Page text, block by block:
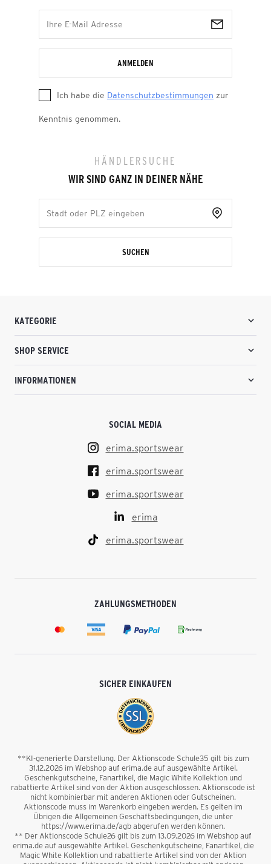
ANMELDEN
Ich habe die Datenschutzbestimmungen zur
Kenntnis genommen.
HÄNDLERSUCHE
WIR SIND GANZ IN DEINER NÄHE
SUCHEN
KATEGORIE
SHOP SERVICE
INFORMATIONEN
SOCIAL MEDIA
erima.sportswear
erima.sportswear
erima.sportswear
erima
erima.sportswear
ZAHLUNGSMETHODEN
SICHER EINKAUFEN
**KI-generierte Darstellung. Der Aktionscode Schule35 gilt bis zum
31.12.2026 im Webshop auf erima.de auf ausgewählte Artikel.
Geschenkgutscheine, Fanartikel, die Magic White Kollektion und
rabattierte Artikel sind von der Aktion ausgeschlossen. Aktionscode ist
nicht kombinierbar mit anderen Aktionen oder Gutscheinen.
Aktionscode muss im Warenkorb eingeben werden. Es gelten im
Übrigen die Allgemeinen Geschäftsbedingungen, die unter
https://www.erima.de/agb abgerufen werden können.
** Der Aktionscode Schule26 gilt bis zum 13.09.2026 im Webshop auf
erima.de auf ausgewählte Artikel. Geschenkgutscheine, Fanartikel, die
Magic White Kollektion und rabattierte Artikel sind von der Aktion